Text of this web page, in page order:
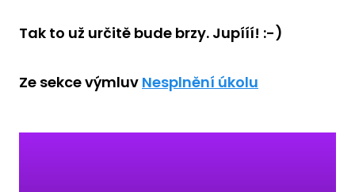
Tak to už určitě bude brzy. Jupííí! :-)
Ze sekce výmluv Nesplnění úkolu